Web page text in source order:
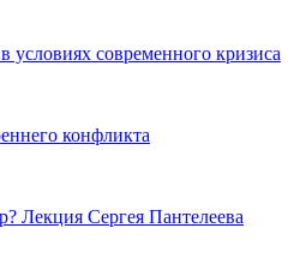
условиях современного кризиса
конфликта
Лекция Сергея Пантелеева